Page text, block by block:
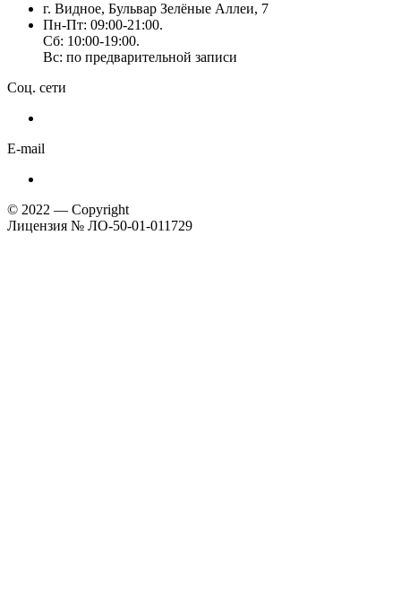
г. Видное, Бульвар Зелёные Аллеи, 7
Пн-Пт: 09:00-21:00.
Сб: 10:00-19:00.
Вс: по предварительной записи
Соц. сети
E-mail
© 2022 — Copyright
Лицензия № ЛО-50-01-011729